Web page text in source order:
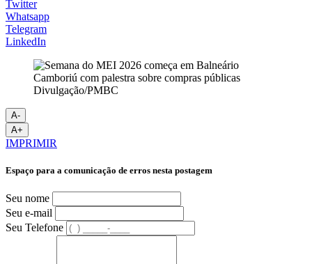
Twitter
Whatsapp
Telegram
LinkedIn
Divulgação/PMBC
A-
A+
IMPRIMIR
Espaço para a comunicação de erros nesta postagem
Seu nome
Seu e-mail
Seu Telefone